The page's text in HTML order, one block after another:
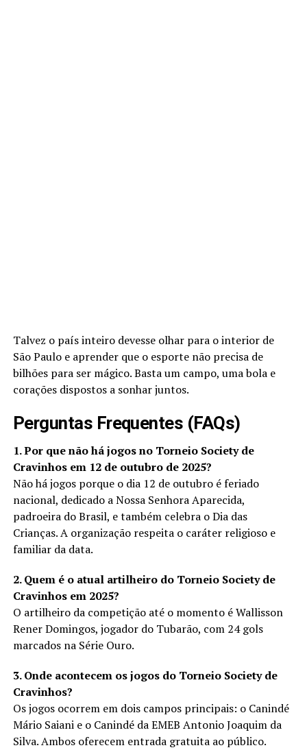
Talvez o país inteiro devesse olhar para o interior de
São Paulo e aprender que o esporte não precisa de
bilhões para ser mágico. Basta um campo, uma bola e
corações dispostos a sonhar juntos.
Perguntas Frequentes (FAQs)
1. Por que não há jogos no Torneio Society de
Cravinhos em 12 de outubro de 2025?
Não há jogos porque o dia 12 de outubro é feriado
nacional, dedicado a Nossa Senhora Aparecida,
padroeira do Brasil, e também celebra o Dia das
Crianças. A organização respeita o caráter religioso e
familiar da data.
2. Quem é o atual artilheiro do Torneio Society de
Cravinhos em 2025?
O artilheiro da competição até o momento é Wallisson
Rener Domingos, jogador do Tubarão, com 24 gols
marcados na Série Ouro.
3. Onde acontecem os jogos do Torneio Society de
Cravinhos?
Os jogos ocorrem em dois campos principais: o Canindé
Mário Saiani e o Canindé da EMEB Antonio Joaquim da
Silva. Ambos oferecem entrada gratuita ao público.